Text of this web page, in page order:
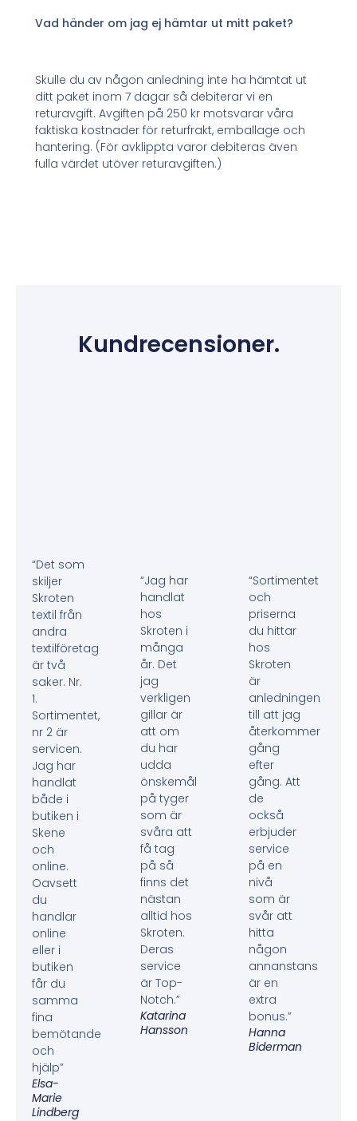
Vad händer om jag ej hämtar ut mitt paket?
Skulle du av någon anledning inte ha hämtat ut
ditt paket inom 7 dagar så debiterar vi en
returavgift. Avgiften på 250 kr motsvarar våra
faktiska kostnader för returfrakt, emballage och
hantering. (För avklippta varor debiteras även
fulla värdet utöver returavgiften.)
Kundrecensioner.
“Det som
skiljer
Skroten
textil från
andra
textilföretag
är två
saker. Nr.
1.
Sortimentet,
nr 2 är
servicen.
Jag har
handlat
både i
butiken i
Skene
och
online.
Oavsett
du
handlar
online
eller i
butiken
får du
samma
fina
bemötande
och
hjälp”
Elsa-
Marie
Lindberg
“Jag har
handlat
hos
Skroten i
många
år. Det
jag
verkligen
gillar är
att om
du har
udda
önskemål
på tyger
som är
svåra att
få tag
på så
finns det
nästan
alltid hos
Skroten.
Deras
service
är Top-
Notch.”
Katarina
Hansson
“Sortimentet
och
priserna
du hittar
hos
Skroten
är
anledningen
till att jag
återkommer
gång
efter
gång. Att
de
också
erbjuder
service
på en
nivå
som är
svår att
hitta
någon
annanstans
är en
extra
bonus.”
Hanna
Biderman